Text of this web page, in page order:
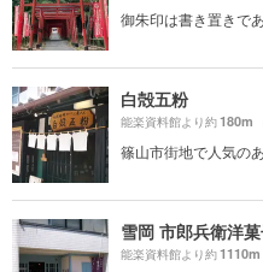
御朱印は書き置きで
白殻五粉
能楽資料館より約180m
篠山市街地で人気の
雪岡 市郎兵衛洋
能楽資料館より約1110m